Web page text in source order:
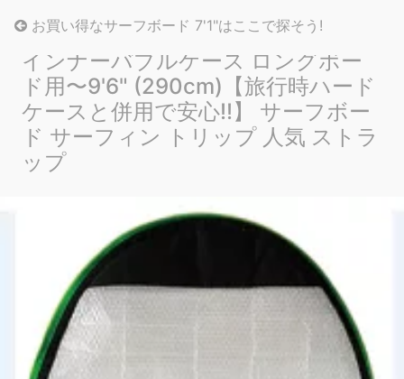
お買い得なサーフボード 7'1"はここで探そう!
インナーバブルケース ロングボー
ド用〜9'6" (290cm)【旅行時ハード
ケースと併用で安心!!】 サーフボー
ド サーフィン トリップ 人気 ストラ
ップ